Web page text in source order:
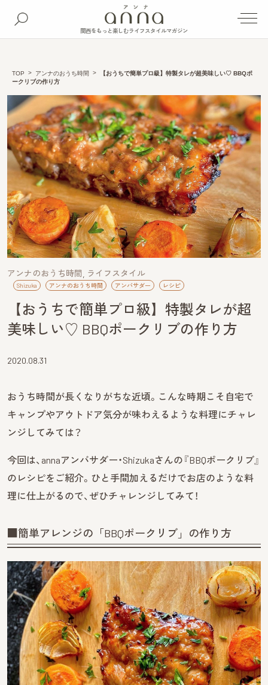
関西をもっと楽しむライフスタイルマガジン
TOP アンナのおうち時間
【おうちで簡単プロ級】特製タレが超美味しい♡ BBQポ
ークリブの作り方
アンナのおうち時間 ライフスタイル
Shizuka アンナのおうち時間 アンバサダー レシピ
【おうちで簡単プロ級】特製タレが超
美味しい♡ BBQポークリブの作り方
2020.08.31
おうち時間が長くなりがちな近頃。こんな時期こそ自宅で
キャンプやアウトドア気分が味わえるような料理にチャレ
ンジしてみては？
今回は、annaアンバサダー・Shizukaさんの『BBQポークリブ』
のレシピをご紹介。ひと手間加えるだけでお店のような料
理に仕上がるので、ぜひチャレンジしてみて！
■簡単アレンジの「BBQポークリブ」の作り方